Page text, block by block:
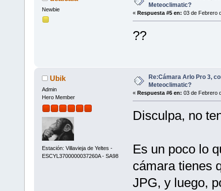
Newbie
Meteoclimatic?
« Respuesta #5 en: 03 de Febrero
??
Ubik
Admin
Hero Member
Estación: Villavieja de Yeltes -
ESCYL3700000037260A - SA98
Re:Cámara Arlo Pro 3,
Meteoclimatic?
« Respuesta #6 en: 03 de Febrero
Disculpa, no
Es un poco lo
cámara tienes
JPG, y luego,